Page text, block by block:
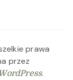
prawa
przez
WordPress.